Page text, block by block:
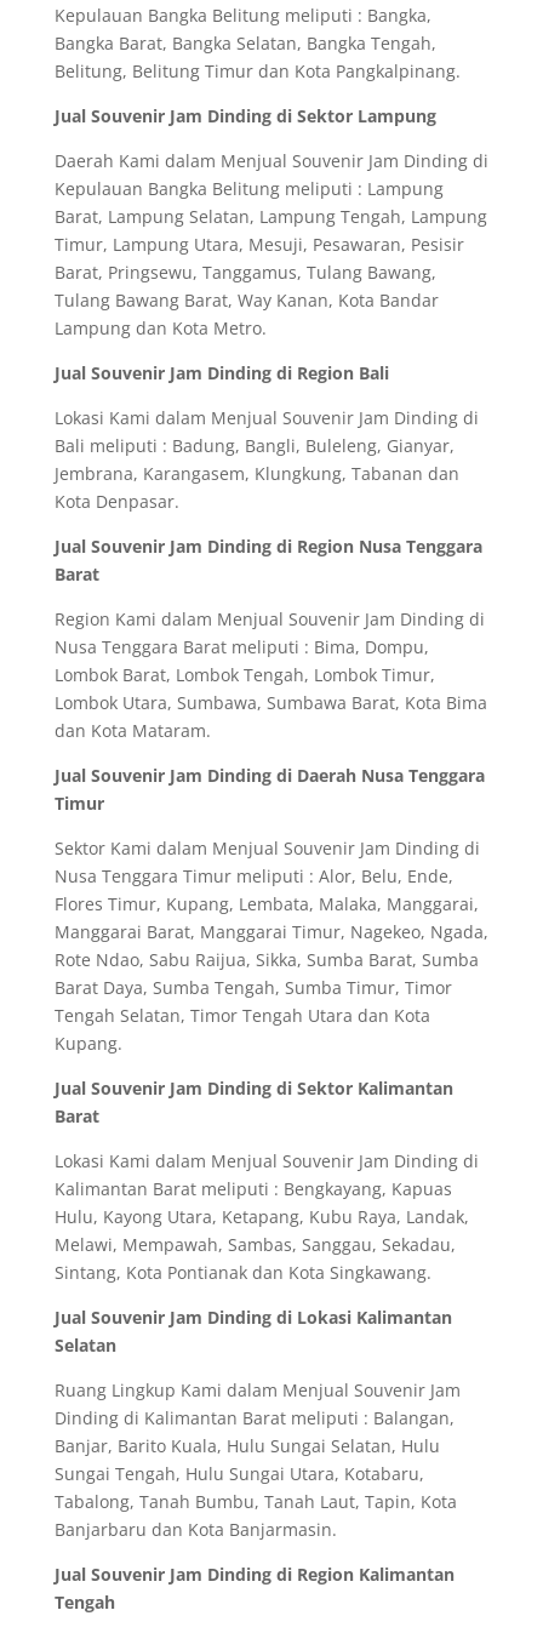
Kepulauan Bangka Belitung meliputi : Bangka,
Bangka Barat, Bangka Selatan, Bangka Tengah,
Belitung, Belitung Timur dan Kota Pangkalpinang.
Jual Souvenir Jam Dinding di Sektor Lampung
Daerah Kami dalam Menjual Souvenir Jam Dinding di
Kepulauan Bangka Belitung meliputi : Lampung
Barat, Lampung Selatan, Lampung Tengah, Lampung
Timur, Lampung Utara, Mesuji, Pesawaran, Pesisir
Barat, Pringsewu, Tanggamus, Tulang Bawang,
Tulang Bawang Barat, Way Kanan, Kota Bandar
Lampung dan Kota Metro.
Jual Souvenir Jam Dinding di Region Bali
Lokasi Kami dalam Menjual Souvenir Jam Dinding di
Bali meliputi : Badung, Bangli, Buleleng, Gianyar,
Jembrana, Karangasem, Klungkung, Tabanan dan
Kota Denpasar.
Jual Souvenir Jam Dinding di Region Nusa Tenggara
Barat
Region Kami dalam Menjual Souvenir Jam Dinding di
Nusa Tenggara Barat meliputi : Bima, Dompu,
Lombok Barat, Lombok Tengah, Lombok Timur,
Lombok Utara, Sumbawa, Sumbawa Barat, Kota Bima
dan Kota Mataram.
Jual Souvenir Jam Dinding di Daerah Nusa Tenggara
Timur
Sektor Kami dalam Menjual Souvenir Jam Dinding di
Nusa Tenggara Timur meliputi : Alor, Belu, Ende,
Flores Timur, Kupang, Lembata, Malaka, Manggarai,
Manggarai Barat, Manggarai Timur, Nagekeo, Ngada,
Rote Ndao, Sabu Raijua, Sikka, Sumba Barat, Sumba
Barat Daya, Sumba Tengah, Sumba Timur, Timor
Tengah Selatan, Timor Tengah Utara dan Kota
Kupang.
Jual Souvenir Jam Dinding di Sektor Kalimantan
Barat
Lokasi Kami dalam Menjual Souvenir Jam Dinding di
Kalimantan Barat meliputi : Bengkayang, Kapuas
Hulu, Kayong Utara, Ketapang, Kubu Raya, Landak,
Melawi, Mempawah, Sambas, Sanggau, Sekadau,
Sintang, Kota Pontianak dan Kota Singkawang.
Jual Souvenir Jam Dinding di Lokasi Kalimantan
Selatan
Ruang Lingkup Kami dalam Menjual Souvenir Jam
Dinding di Kalimantan Barat meliputi : Balangan,
Banjar, Barito Kuala, Hulu Sungai Selatan, Hulu
Sungai Tengah, Hulu Sungai Utara, Kotabaru,
Tabalong, Tanah Bumbu, Tanah Laut, Tapin, Kota
Banjarbaru dan Kota Banjarmasin.
Jual Souvenir Jam Dinding di Region Kalimantan
Tengah